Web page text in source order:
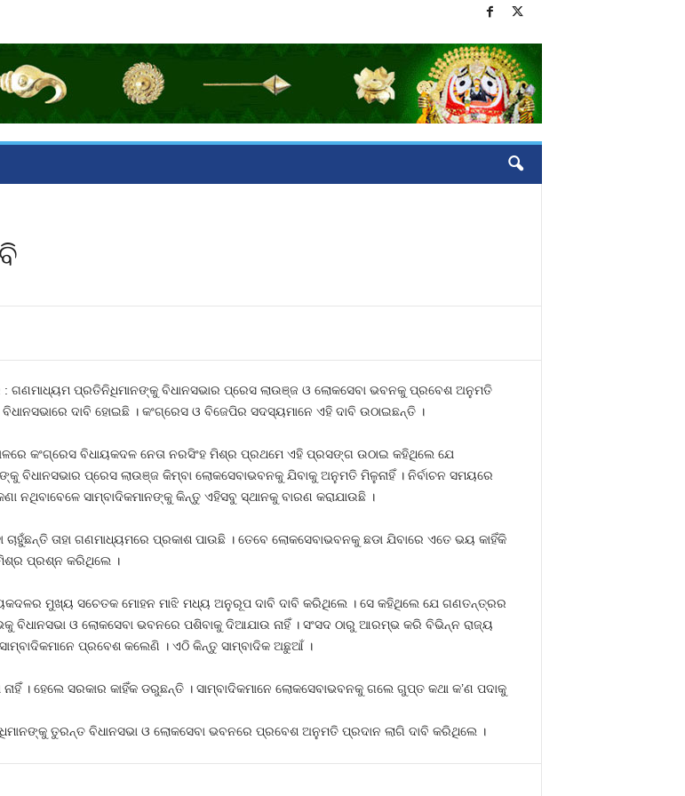
ଗଣମାଧ୍ୟମ ପ୍ରତିନିଧିମାନଙ୍କୁ ବିଧାନସଭାର ପ୍ରେସ ଲାଉଞ୍ଜ ଓ ଲୋକସେବା ଭବନକୁ ପ୍ରବେଶ ଅନୁମତି
ଦାବି ହୋଇଛି । କଂଗ୍ରେସ ଓ ବିଜେପିର ସଦସ୍ୟମାନେ ଏହି ଦାବି ଉଠାଇଛନ୍ତି ।
କଂଗ୍ରେସ ବିଧାୟକଦଳ ନେତା ନରସିଂହ ମିଶ୍ର ପ୍ରଥମେ ଏହି ପ୍ରସଙ୍ଗ ଉଠାଇ କହିଥିଲେ ଯେ
ବିଧାନସଭାର ପ୍ରେସ ଲାଉଞ୍ଜ କିମ୍ବା ଲୋକସେବାଭବନକୁ ଯିବାକୁ ଅନୁମତି ମିଳୁନାହିଁ । ନିର୍ବାଚନ ସମୟରେ
ନଥିବାବେଳେ ସାମ୍ବାଦିକମାନଙ୍କୁ କିନ୍ତୁ ଏହିସବୁ ସ୍ଥାନକୁ ବାରଣ କରାଯାଉଛି ।
ଚାହୁଁଛନ୍ତି ତାହା ଗଣମାଧ୍ୟମରେ ପ୍ରକାଶ ପାଉଛି । ତେବେ ଲୋକସେବାଭବନକୁ ଛଡା ଯିବାରେ ଏତେ ଭୟ କାହିଁକି
ପ୍ରଶ୍ନ କରିଥିଲେ ।
ମୁଖ୍ୟ ସଚେତକ ମୋହନ ମାଝି ମଧ୍ୟ ଅନୁରୂପ ଦାବି ଦାବି କରିଥିଲେ । ସେ କହିଥିଲେ ଯେ ଗଣତନ୍ତ୍ରର
ବିଧାନସଭା ଓ ଲୋକସେବା ଭବନରେ ପଶିବାକୁ ଦିଆଯାଉ ନାହିଁ । ସଂସଦ ଠାରୁ ଆରମ୍ଭ କରି ବିଭିନ୍ନ ରାଜ୍ୟ
ପ୍ରବେଶ କଲେଣି । ଏଠି କିନ୍ତୁ ସାମ୍ବାଦିକ ଅଛୁଆଁ ।
ନାହିଁ । ହେଲେ ସରକାର କାହିଁକ ଡରୁଛନ୍ତି । ସାମ୍ବାଦିକମାନେ ଲୋକସେବାଭବନକୁ ଗଲେ ଗୁପ୍ତ କଥା କ’ଣ ପଦାକୁ
ତୁରନ୍ତ ବିଧାନସଭା ଓ ଲୋକସେବା ଭବନରେ ପ୍ରବେଶ ଅନୁମତି ପ୍ରଦାନ ଲାଗି ଦାବି କରିଥିଲେ ।